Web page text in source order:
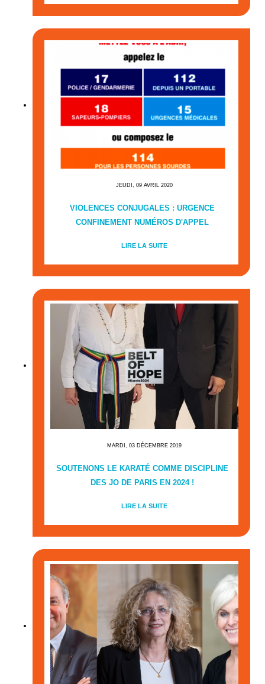
JEUDI, 09 AVRIL 2020
VIOLENCES CONJUGALES : URGENCE
CONFINEMENT NUMÉROS D'APPEL
LIRE LA SUITE
MARDI, 03 DÉCEMBRE 2019
SOUTENONS LE KARATÉ COMME DISCIPLINE
DES JO DE PARIS EN 2024 !
LIRE LA SUITE